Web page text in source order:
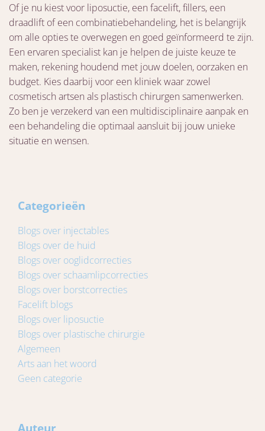
Of je nu kiest voor liposuctie, een facelift, fillers, een
draadlift of een combinatiebehandeling, het is belangrijk
om alle opties te overwegen en goed geïnformeerd te zijn.
Een ervaren specialist kan je helpen de juiste keuze te
maken, rekening houdend met jouw doelen, oorzaken en
budget. Kies daarbij voor een kliniek waar zowel
cosmetisch artsen als plastisch chirurgen samenwerken.
Zo ben je verzekerd van een multidisciplinaire aanpak en
een behandeling die optimaal aansluit bij jouw unieke
situatie en wensen.
Categorieën
Blogs over injectables
Blogs over de huid
Blogs over ooglidcorrecties
Blogs over schaamlipcorrecties
Blogs over borstcorrecties
Facelift blogs
Blogs over liposuctie
Blogs over plastische chirurgie
Algemeen
Arts aan het woord
Geen categorie
Auteur